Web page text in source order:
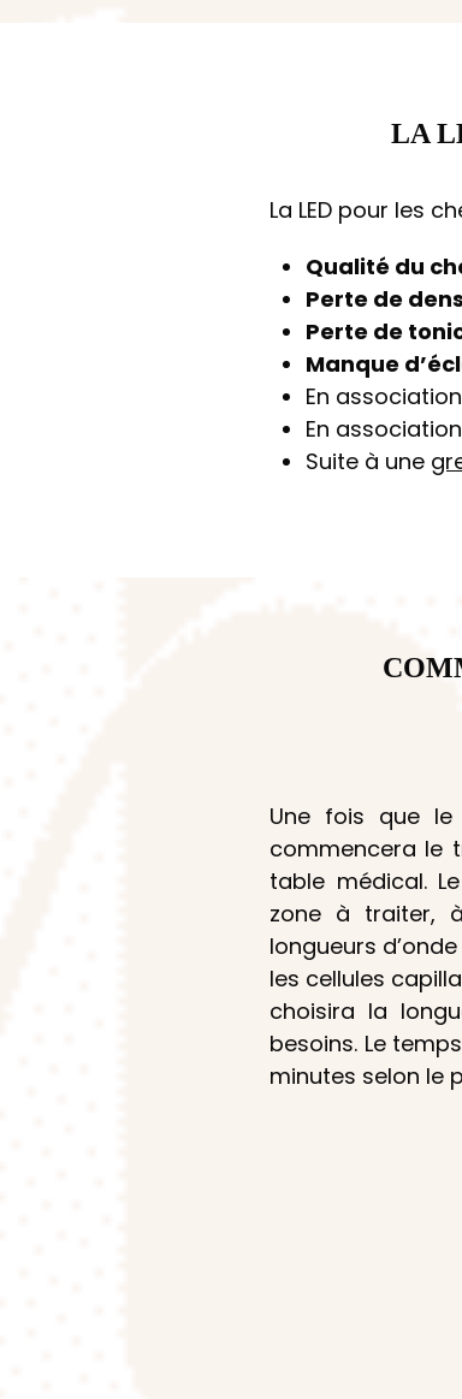
LA
La LED pour les
Qualité du
Perte de
Perte de
Manque
En
En
Suite à une
Une fois que
commencera le
table médical.
zone à traiter,
longueurs
les cellules
choisira la
besoins. Le
minutes selon le